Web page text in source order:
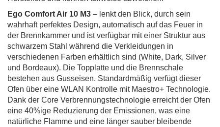
Ego Comfort Air 10 M3 – lenkt den Blick, durch sein
wahrhaft perfektes Design, automatisch auf das Feuer in
der Brennkammer und ist verfügbar mit einer Struktur aus
schwarzem Stahl während die Verkleidungen in
verschiedenen Farben erhältlich sind (White, Dark, Silver
und Bordeaux). Die Topplatte und die Brennschale
bestehen aus Gusseisen. Standardmäßig verfügt dieser
Ofen über eine WLAN Kontrolle mit Maestro+ Technologie.
Dank der Core Verbrennungstechnologie erreicht der Ofen
eine 40%ige Reduzierung der Emissionen, was eine
natürliche Flamme und eine länger sauber bleibende